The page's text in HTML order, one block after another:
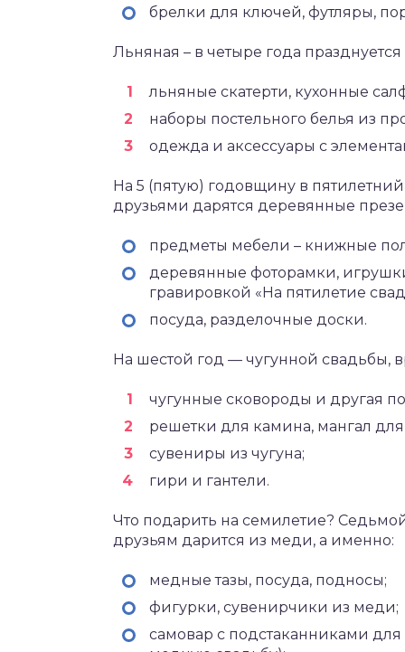
брелки для ключей, футляры,
Льняная – в четыре года
льняные скатерти, кухонные
наборы постельного белья из
одежда и аксессуары с
На 5 (пятую) годовщину в
друзьями дарятся деревянные
предметы мебели – книжные
деревянные фоторамки,
гравировкой «На пятилетие
посуда, разделочные доски.
На шестой год — чугунной свадьбы,
чугунные сковороды и другая
решетки для камина, мангал
сувениры из чугуна;
гири и гантели.
Что подарить на семилетие?
друзьям дарится из меди, а именно:
медные тазы, посуда, подносы;
фигурки, сувенирчики из меди;
самовар с подстаканниками